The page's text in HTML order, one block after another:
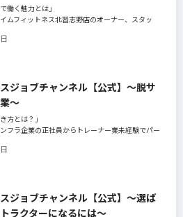
働く魅力とは」
ムフィットネス北習志野店のオーナー、スタッ
ュー。オーナー様からはスタッフの採用基準、実
皆様がつくる施設やフィットネスについての魅力
ました。
ジョブチャンネル【公式】～脱サ
～
方とは？」
フラ企業の正社員からトレーナー業未経験でパー
インタビュー。
ジョブチャンネル【公式】～選ば
ラクターになるには～